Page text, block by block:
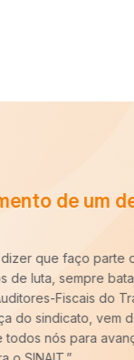
Veja o
“Há cerca de dez
do Trabalho e ao
imprescindível o
Uma carreira para
sempre pronto para